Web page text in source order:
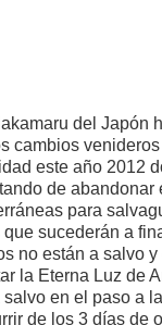
del Japón
cambios
este año 2012
de abandonar
para
sucederán a
no están a salvo
la Eterna Luz de
en el paso a
de los 3 días de